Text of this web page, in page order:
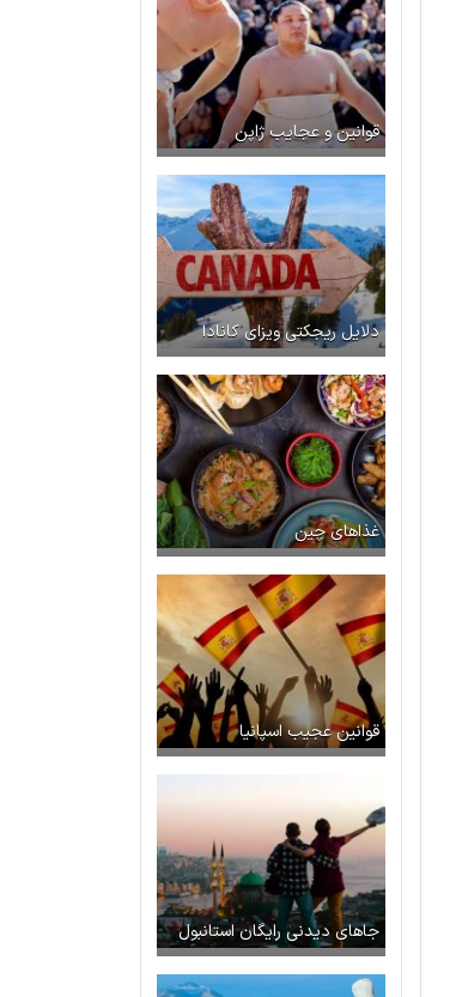
قوانین و عجایب ژاپن
دلایل ریجکتی ویزای کانادا
غذاهای چین
قوانین عجیب اسپانیا
جاهای دیدنی رایگان استانبول